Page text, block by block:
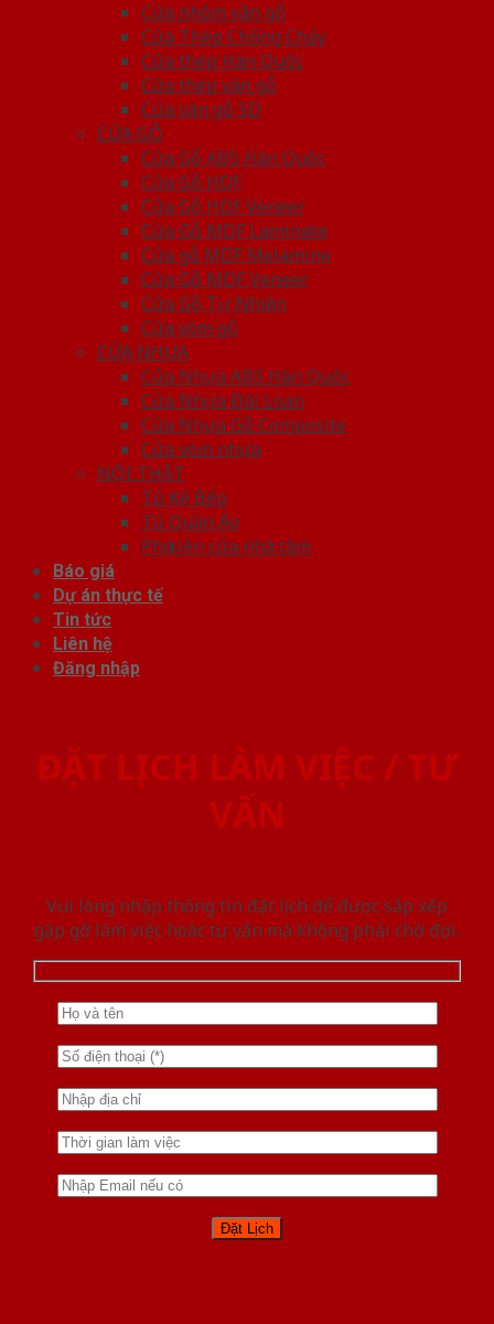
Cửa nhôm vân gỗ
Cửa Thép Chống Cháy
Cửa thép Hàn Quốc
Cửa thép vân gỗ
Cửa vân gỗ 5D
CỬA GỖ
Cửa Gỗ ABS Hàn Quốc
Cửa Gỗ HDF
Cửa Gỗ HDF Veneer
Cửa Gỗ MDF Laminate
Cửa gỗ MDF Melamine
Cửa Gỗ MDF Veneer
Cửa Gỗ Tự Nhiên
Cửa vòm gỗ
CỬA NHỰA
Cửa Nhựa ABS Hàn Quốc
Cửa Nhựa Đài Loan
Cửa Nhựa Gỗ Composite
Cửa vòm nhựa
NỘI THẤT
Tủ Kệ Bếp
Tủ Quần Áo
Phụ kiện cửa nhà tắm
Báo giá
Dự án thực tế
Tin tức
Liên hệ
Đăng nhập
ĐẶT LỊCH LÀM VIỆC / TƯ
VẤN
Vui lòng nhập thông tin đặt lịch để được sắp xếp
gặp gỡ làm việc hoăc tư vấn mà không phải chờ đợi.